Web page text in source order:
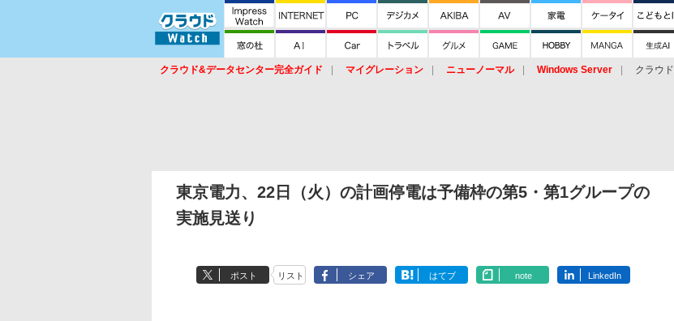
クラウド&データセンター完全ガイド マイグレーション ニューノーマル Windows Server クラウド
東京電力、22日（火）の計画停電は予備枠の第5・第1グループの
実施見送り
ポスト リスト シェア はてブ note LinkedIn